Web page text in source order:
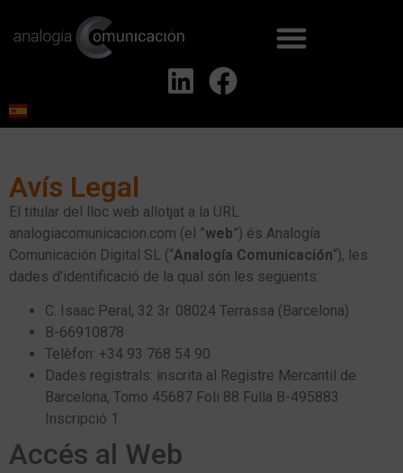
Avís Legal
El titular del lloc web allotjat a la URL
analogiacomunicacion.com (el ”web”) és Analogía
Comunicación Digital SL (“Analogía Comunicación“), les
dades d’identificació de la qual són les següents:
C. Isaac Peral, 32 3r. 08024 Terrassa (Barcelona)
B-66910878
Telèfon: +34 93 768 54 90
Dades registrals: inscrita al Registre Mercantil de
Barcelona, Tomo 45687 Foli 88 Fulla B-495883
Inscripció 1.
Accés al Web